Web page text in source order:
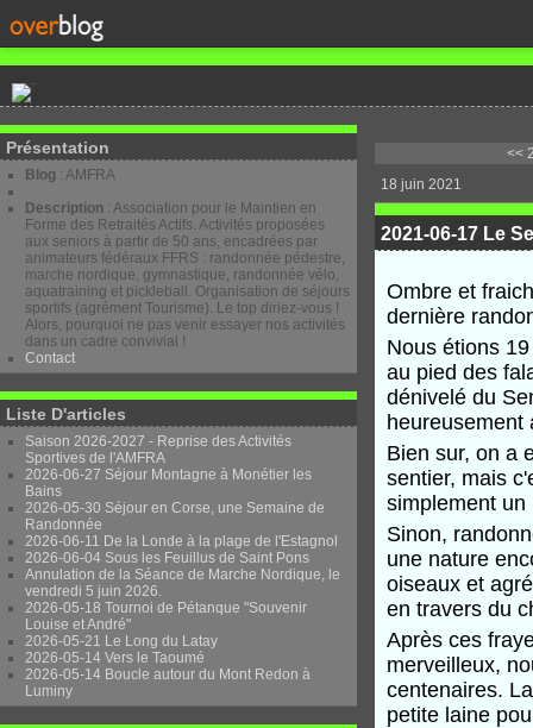
Présentation
Blog : AMFRA
Description : Association pour le Maintien en
Forme des Retraités Actifs. Activités proposées
aux seniors à partir de 50 ans, encadrées par
animateurs fédéraux FFRS : randonnée pédestre,
marche nordique, gymnastique, randonnée vélo,
aquatraining et pickleball. Organisation de séjours
sportifs (agrément Tourisme). Le top diriez-vous !
Alors, pourquoi ne pas venir essayer nos activités
dans un cadre convivial !
Contact
Liste D'articles
Saison 2026-2027 - Reprise des Activités
Sportives de l'AMFRA
2026-06-27 Séjour Montagne à Monétier les
Bains
2026-05-30 Séjour en Corse, une Semaine de
Randonnée
2026-06-11 De la Londe à la plage de l'Estagnol
2026-06-04 Sous les Feuillus de Saint Pons
Annulation de la Séance de Marche Nordique, le
vendredi 5 juin 2026.
2026-05-18 Tournoi de Pétanque "Souvenir
Louise et André"
2026-05-21 Le Long du Latay
2026-05-14 Vers le Taoumé
2026-05-14 Boucle autour du Mont Redon à
Luminy
<<
18 juin 2021
2021-06-17 Le
Ombre et
dernière
Nous étions
au pied des
dénivelé du
heureusement
Bien sur, on a
sentier, mais
simplement un
Sinon,
une nature
oiseaux et
en travers du
Après ces
merveilleux,
centenaires.
petite laine